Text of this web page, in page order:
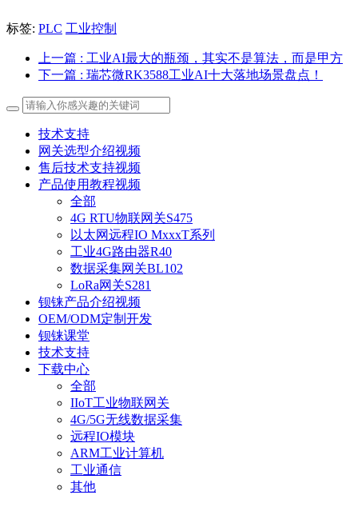
标签: PLC 工业控制
上一篇 : 工业AI最大的瓶颈，其实不是算法，而是甲方
下一篇 : 瑞芯微RK3588工业AI十大落地场景盘点！
技术支持
网关选型介绍视频
售后技术支持视频
产品使用教程视频
全部
4G RTU物联网关S475
以太网远程IO MxxxT系列
工业4G路由器R40
数据采集网关BL102
LoRa网关S281
钡铼产品介绍视频
OEM/ODM定制开发
钡铼课堂
技术支持
下载中心
全部
IIoT工业物联网关
4G/5G无线数据采集
远程IO模块
ARM工业计算机
工业通信
其他